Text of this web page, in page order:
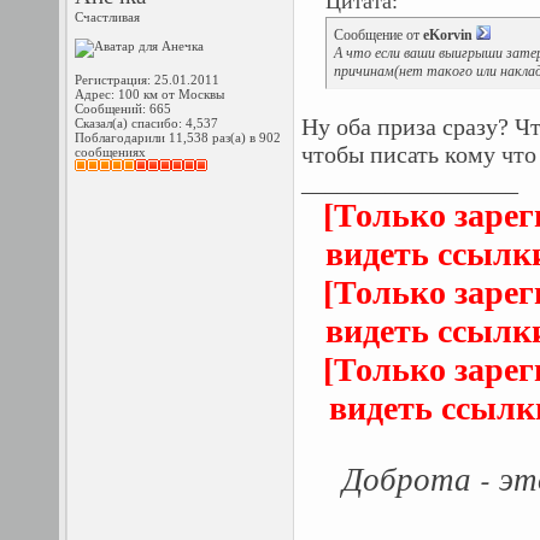
Счастливая
Регистрация: 25.01.2011
Адрес: 100 км от Москвы
Сообщений: 665
Сказал(а) спасибо: 4,537
Поблагодарили 11,538 раз(а) в 902
сообщениях
Сообщение от eKorvin
А что если ваши выигрыши
причинам(нет такого или
Ну оба приза сразу?
чтобы писать кому
[Только
видеть
[Только
видеть
[Только
видеть
Доброта -